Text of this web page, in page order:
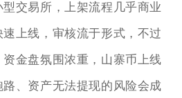
交易所，上架流程几乎商业
上线，审核流于形式，不过
金盘氛围浓重，山寨币上线
、资产无法提现的风险会成